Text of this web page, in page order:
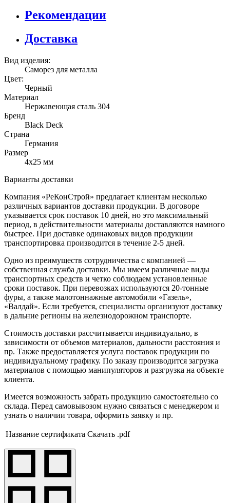
Рекомендации
Доставка
Вид изделия:
Саморез для металла
Цвет:
Черный
Материал
Нержавеющая сталь 304
Бренд
Black Deck
Страна
Германия
Размер
4х25 мм
Варианты доставки
Компания «РеКонСтрой» предлагает клиентам несколько
различных вариантов доставки продукции. В договоре
указывается срок поставок 10 дней, но это максимальный
период, в действительности материалы доставляются намного
быстрее. При доставке одинаковых видов продукции
транспортировка производится в течение 2-5 дней.
Одно из преимуществ сотрудничества с компанией —
собственная служба доставки. Мы имеем различные виды
транспортных средств и четко соблюдаем установленные
сроки поставок. При перевозках используются 20-тонные
фуры, а также малотоннажные автомобили «Газель»,
«Валдай». Если требуется, специалисты организуют доставку
в дальние регионы на железнодорожном транспорте.
Стоимость доставки рассчитывается индивидуально, в
зависимости от объемов материалов, дальности расстояния и
пр. Также предоставляется услуга поставок продукции по
индивидуальному графику. По заказу производится загрузка
материалов с помощью манипуляторов и разгрузка на объекте
клиента.
Имеется возможность забрать продукцию самостоятельно со
склада. Перед самовывозом нужно связаться с менеджером и
узнать о наличии товара, оформить заявку и пр.
Название сертификата Скачать .pdf